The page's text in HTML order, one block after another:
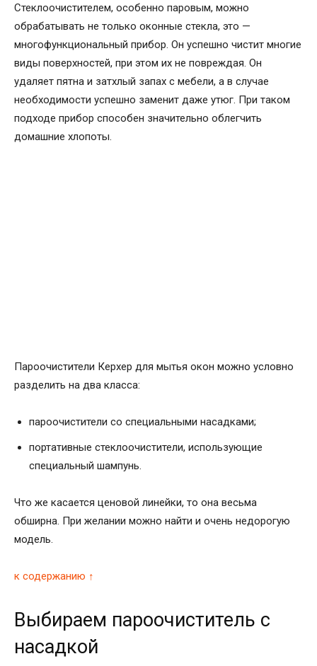
Стеклоочистителем, особенно паровым, можно
обрабатывать не только оконные стекла, это —
многофункциональный прибор. Он успешно чистит многие
виды поверхностей, при этом их не повреждая. Он
удаляет пятна и затхлый запах с мебели, а в случае
необходимости успешно заменит даже утюг. При таком
подходе прибор способен значительно облегчить
домашние хлопоты.
Пароочистители Керхер для мытья окон можно условно
разделить на два класса:
пароочистители со специальными насадками;
портативные стеклоочистители, использующие
специальный шампунь.
Что же касается ценовой линейки, то она весьма
обширна. При желании можно найти и очень недорогую
модель.
к содержанию ↑
Выбираем пароочиститель с
насадкой